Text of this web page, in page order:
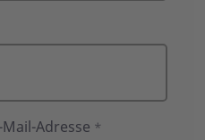
Adresse *